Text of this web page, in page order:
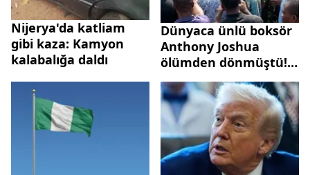
Nijerya'da katliam
gibi kaza: Kamyon
kalabalığa daldı
Dünyaca ünlü boksör
Anthony Joshua
ölümden dönmüştü!
Dehşet kazanın yeni
görüntüleri ortaya
çıktı